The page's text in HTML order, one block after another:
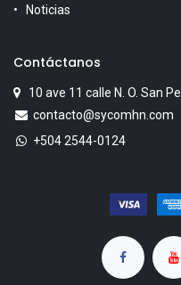
Noticias
Contáctanos
10 ave 11 calle N. O. San
contacto@sycomhn.com
+504 2544-0124